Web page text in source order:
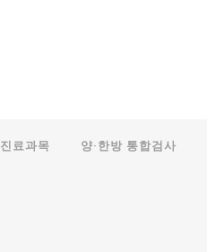
진료과목 양·한방 통합검사